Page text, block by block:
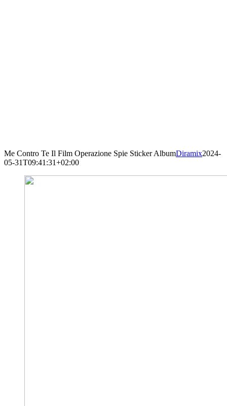
Me Contro Te Il Film Operazione Spie Sticker AlbumDiramix2024-
05-31T09:41:31+02:00